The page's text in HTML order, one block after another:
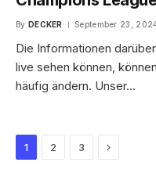
By DECKER September 23,
Die Informationen
live sehen können,
häufig ändern. Unser…
1 2 3 Next